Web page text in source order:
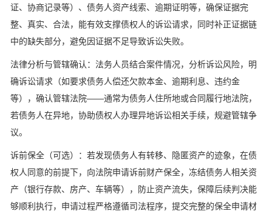
证、协商记录等）、债务人资产线索、逾期证明等，确保证据完
整、真实、合法，能有效支撑债权人的诉讼请求，同时补正证据链
中的缺失部分，避免因证据不足导致诉讼失败。
法律分析与管辖确认：法务人员结合案件情况，分析诉讼风险，明
确诉讼请求（如要求债务人偿还欠款本金、逾期利息、违约金
等），确认管辖法院——通常为债务人住所地或合同履行地法院，
若债务人在异地，协助债权人办理异地诉讼相关手续，规避管辖争
议。
诉前保全（可选）：若发现债务人有转移、隐匿资产的迹象，在债
权人同意的前提下，向法院申请诉前财产保全，冻结债务人相关资
产（银行存款、房产、车辆等），防止资产流失，保障后续判决能
够顺利执行，申请过程严格遵循司法程序，提交完整的保全申请材